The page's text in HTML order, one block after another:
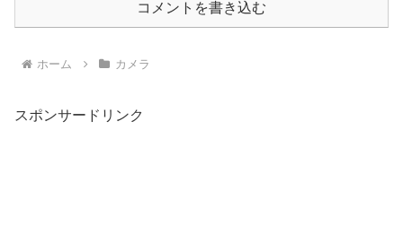
コメントを書き込む
ホーム カメラ
スポンサードリンク